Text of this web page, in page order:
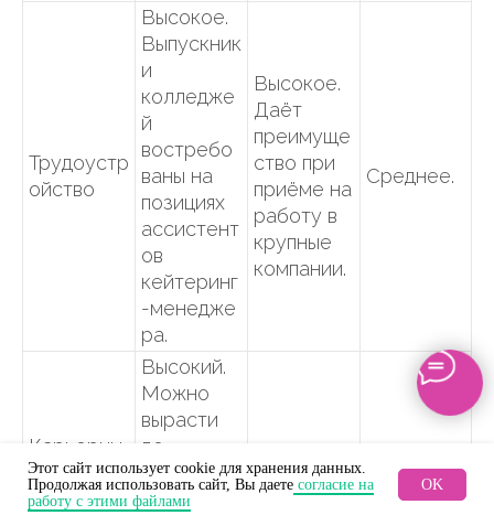
Трудоустр
ойство
Высокое.
Выпускник
и
колледже
й
востребо
ваны на
позициях
ассистент
ов
кейтеринг
-менедже
ра.
Высокое.
Даёт
преимуще
ство при
приёме на
работу в
крупные
компании.
Среднее.
Карьерны
й
потенциал
Высокий.
Можно
вырасти
до
руководит
еля
ьный.
Низкий.
Этот сайт использует cookie для хранения данных.
Продолжая использовать сайт, Вы даете согласие на
работу с этими файлами
OK